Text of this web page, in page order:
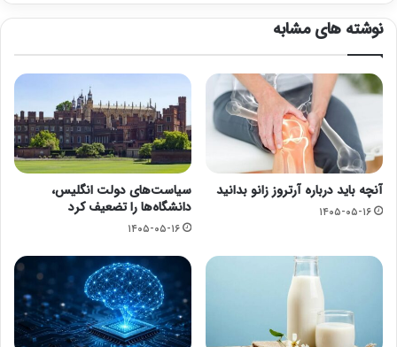
نوشته های مشابه
آنچه باید درباره آرتروز زانو بدانید
۱۴۰۵-۰۵-۱۶
سیاست‌های دولت انگلیس،
دانشگاه‌ها را تضعیف کرد
۱۴۰۵-۰۵-۱۶